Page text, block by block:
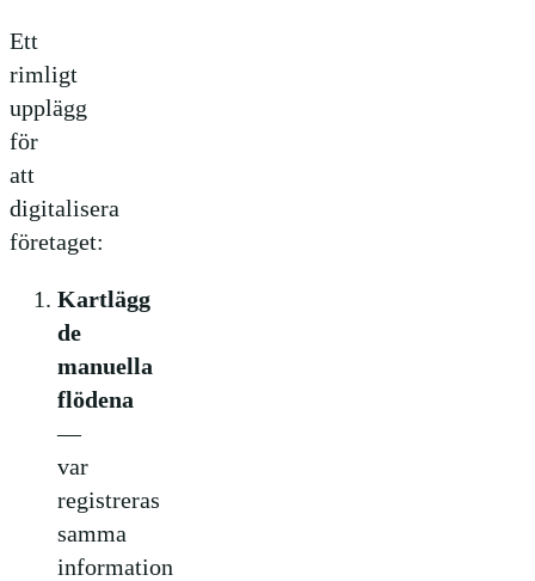
Ett
rimligt
upplägg
för
att
digitalisera
företaget:
Kartlägg
de
manuella
flödena
—
var
registreras
samma
information